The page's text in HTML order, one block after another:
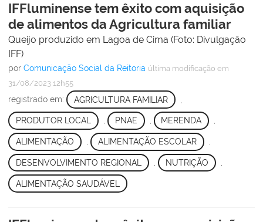
IFFluminense tem êxito com aquisição
de alimentos da Agricultura familiar
Queijo produzido em Lagoa de Cima (Foto: Divulgação
IFF)
por Comunicação Social da Reitoria última modificação em
31/08/2023 12h55
registrado em: AGRICULTURA FAMILIAR
PRODUTOR LOCAL , PNAE , MERENDA ,
ALIMENTAÇÃO ALIMENTAÇÃO ESCOLAR
DESENVOLVIMENTO REGIONAL NUTRIÇÃO
ALIMENTAÇÃO SAUDÁVEL